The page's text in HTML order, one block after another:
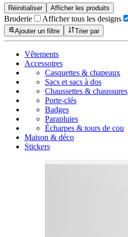
Réinitialiser Afficher les produits
Broderie Afficher tous les designs
Ajouter un filtre
Trier par
Vêtements
Accessoires
Casquettes & chapeaux
Sacs et sacs à dos
Chaussettes & chaussures
Porte-clés
Badges
Parapluies
Écharpes & tours de cou
Maison & déco
Stickers